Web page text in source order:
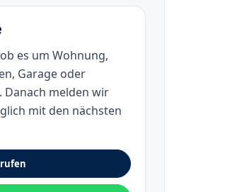
es um Wohnung,
Garage oder
Danach melden wir
mit den nächsten